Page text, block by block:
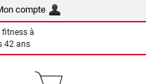
compte
fitness à
42 ans